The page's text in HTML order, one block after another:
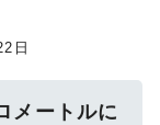
日
メートルに